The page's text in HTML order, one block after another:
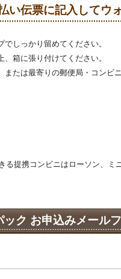
い伝票に記入してウ
しっかり留めてください。
箱に張り付けてください。
または最寄りの郵便局・コンビ
る提携コンビニはローソン、ミ
ック お申込みメール